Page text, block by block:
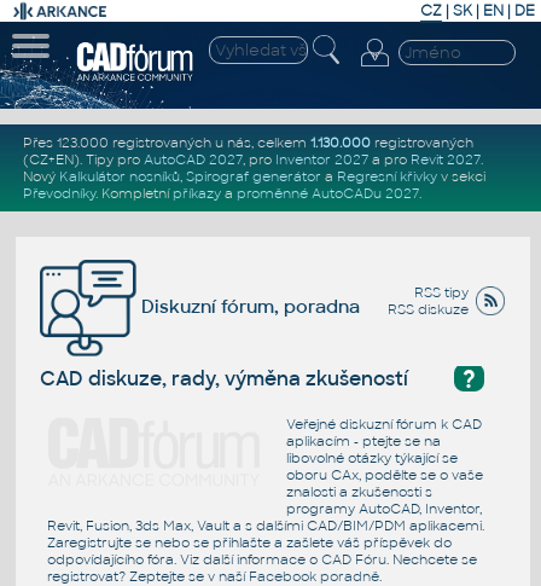
CZ | SK| EN | DE
Přes 123.000 registrovaných u nás, celkem 1.130.000registrovaných
(CZ+EN). Tipy pro AutoCAD 2027, pro Inventor 2027a pro Revit 2027.
Nový Kalkulátor nosníků, Spirograf generátor a Regresní křivkyv sekci
Převodníky. Kompletní příkazya proměnné AutoCADu 2027.
RSS tipy
RSS diskuze
Diskuzní fórum, poradna
?
CAD diskuze, rady, výměna zkušeností
Veřejné diskuzní fórum k CAD
aplikacím - ptejte se na
libovolné otázky týkající se
oboru CAx, podělte se o vaše
znalosti a zkušenosti s
programy AutoCAD, Inventor,
Revit, Fusion, 3ds Max, Vault a s dalšími CAD/BIM/PDM aplikacemi.
Zaregistrujte se nebo se přihlašte a zašlete váš příspěvek do
odpovídajícího fóra. Viz další informace o CAD Fóru. Nechcete se
registrovat? Zeptejte se v naší Facebook poradně.